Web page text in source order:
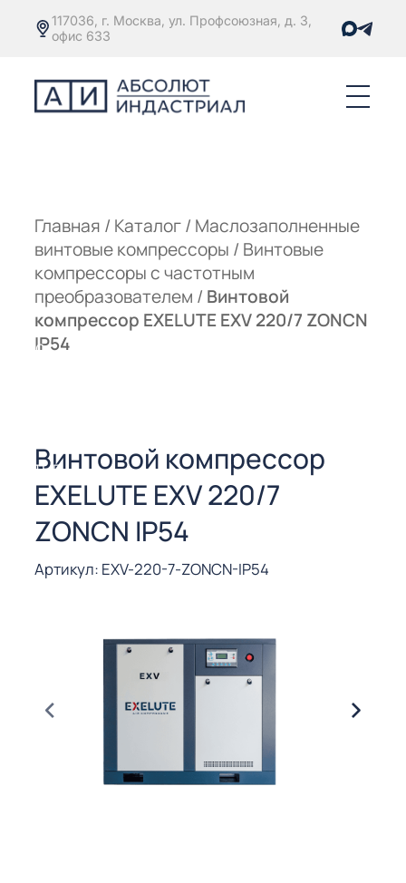
117036, г. Москва, ул. Профсоюзная, д. 3,
офис 633
Главная / Каталог/ Маслозаполненные
винтовые компрессоры / Винтовые
компрессоры с частотным
преобразователем / Винтовой
компрессор EXELUTE EXV 220/7 ZONCN
IP54
Винтовой компрессор
EXELUTE EXV 220/7
ZONCN IP54
Артикул: EXV-220-7-ZONCN-IP54
С